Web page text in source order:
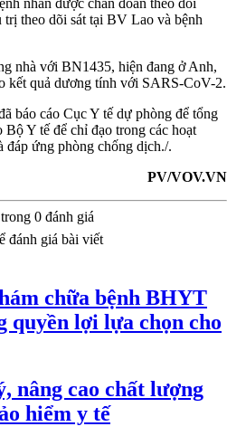
theo dõi sát tại BV Lao và bệnh
nhà với BN1435, hiện đang ở Anh,
kết quả dương tính với SARS-CoV-2.
báo cáo Cục Y tế dự phòng để tổng
Y tế để chỉ đạo trong các hoạt
đáp ứng phòng chống dịch./.
PV/VOV.VN
trong 0 đánh giá
đánh giá bài viết
chữa bệnh BHYT
quyền lợi lựa chọn cho
nâng cao chất lượng
hiểm y tế